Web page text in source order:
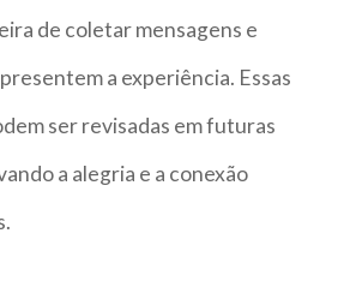
de coletar mensagens e
a experiência. Essas
ser revisadas em futuras
a alegria e a conexão